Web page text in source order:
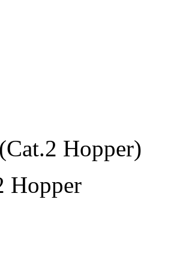
Hopper)
Hopper